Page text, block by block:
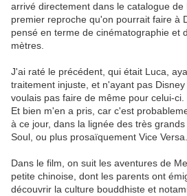
arrivé directement dans le catalogue de
premier reproche qu'on pourrait faire à
pensé en terme de cinématographie et
mètres.
J'ai raté le précédent, qui était Luca,
traitement injuste, et n'ayant pas
voulais pas faire de même pour celui-ci.
Et bien m'en a pris, car c'est
à ce jour, dans la lignée des très
Soul, ou plus prosaïquement Vice Versa.
Dans le film, on suit les aventures de
petite chinoise, dont les parents ont
découvrir la culture bouddhiste et